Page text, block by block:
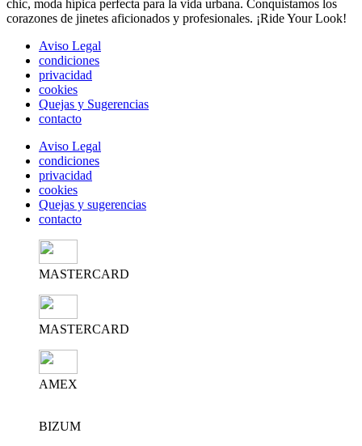
chic, moda hípica perfecta para la vida urbana. Conquistamos los
corazones de jinetes aficionados y profesionales. ¡Ride Your Look!
Aviso Legal
condiciones
privacidad
cookies
Quejas y Sugerencias
contacto
Aviso Legal
condiciones
privacidad
cookies
Quejas y sugerencias
contacto
MASTERCARD
MASTERCARD
AMEX
BIZUM